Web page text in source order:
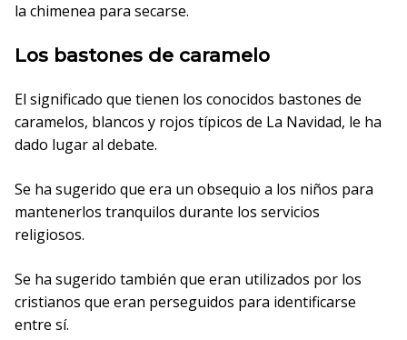
la chimenea para secarse.
Los bastones de caramelo
El significado que tienen los conocidos bastones de
caramelos, blancos y rojos típicos de La Navidad, le ha
dado lugar al debate.
Se ha sugerido que era un obsequio a los niños para
mantenerlos tranquilos durante los servicios
religiosos.
Se ha sugerido también que eran utilizados por los
cristianos que eran perseguidos para identificarse
entre sí.